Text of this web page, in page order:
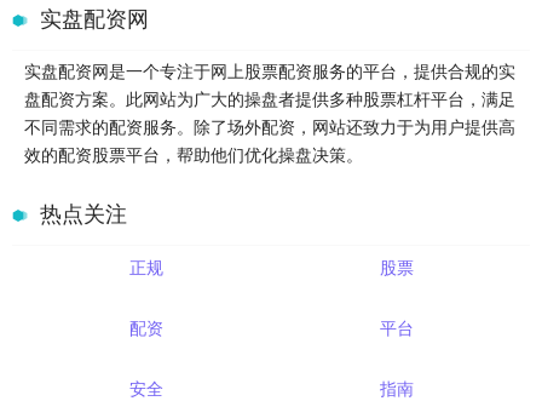
实盘配资网
实盘配资网是一个专注于网上股票配资服务的平台，提供合规的实
盘配资方案。此网站为广大的操盘者提供多种股票杠杆平台，满足
不同需求的配资服务。除了场外配资，网站还致力于为用户提供高
效的配资股票平台，帮助他们优化操盘决策。
热点关注
正规 股票
配资 平台
安全 指南